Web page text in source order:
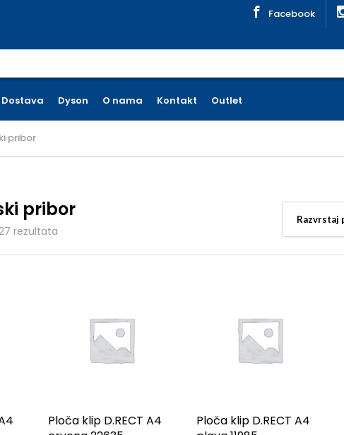
Facebook
Dostava Dyson O nama Kontakt Outlet
pribor
pribor
rezultata
Ploča klip D.RECT A4
Ploča klip D.RECT A4